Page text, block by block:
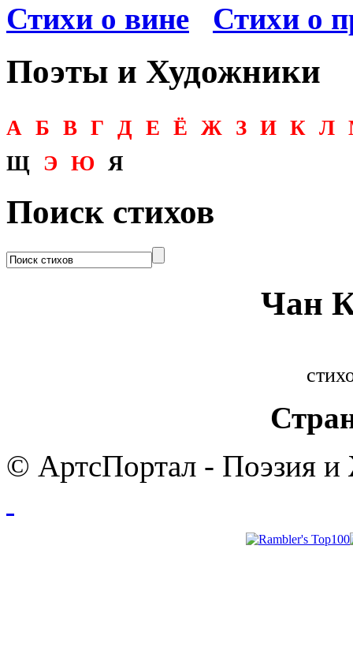
Стихи о вине Стихи о
Поэты и Художники
А Б В Г Д Е Ё Ж З И К Л
Щ
Э Ю Я
Поиск стихов
Чан
© АртсПортал - Поэзия